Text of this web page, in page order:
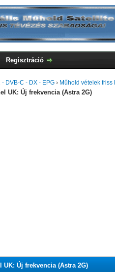
Regisztráció
- DVB-C - DX - EPG › Műhold vételek friss
UK: Új frekvencia (Astra 2G)
UK: Új frekvencia (Astra 2G)